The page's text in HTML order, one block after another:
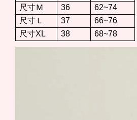
尺寸Ｍ
36
62~74
尺寸Ｌ
37
66~76
尺寸XL
38 68~78